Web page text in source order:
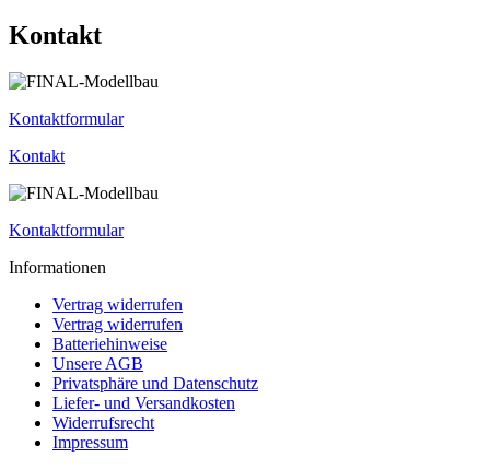
Kontakt
Kontaktformular
Kontakt
Kontaktformular
Informationen
Vertrag widerrufen
Vertrag widerrufen
Batteriehinweise
Unsere AGB
Privatsphäre und Datenschutz
Liefer- und Versandkosten
Widerrufsrecht
Impressum